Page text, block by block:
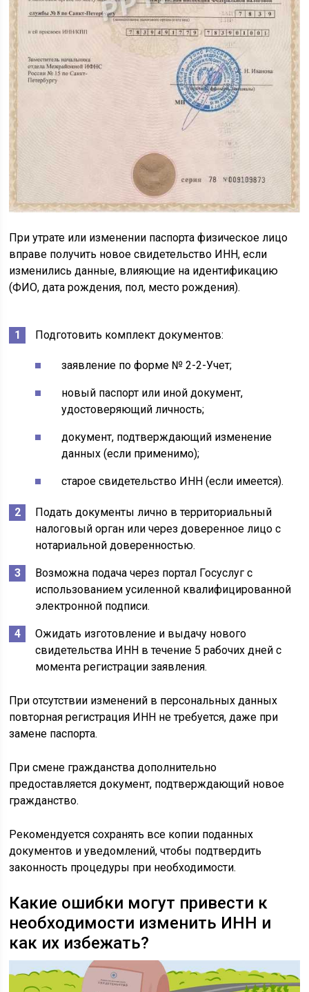
При утрате или изменении паспорта физическое лицо
вправе получить новое свидетельство ИНН, если
изменились данные, влияющие на идентификацию
(ФИО, дата рождения, пол, место рождения).
Подготовить комплект документов:
заявление по форме № 2-2-Учет;
новый паспорт или иной документ,
удостоверяющий личность;
документ, подтверждающий изменение
данных (если применимо);
старое свидетельство ИНН (если имеется).
Подать документы лично в территориальный
налоговый орган или через доверенное лицо с
нотариальной доверенностью.
Возможна подача через портал Госуслуг с
использованием усиленной квалифицированной
электронной подписи.
Ожидать изготовление и выдачу нового
свидетельства ИНН в течение 5 рабочих дней с
момента регистрации заявления.
При отсутствии изменений в персональных данных
повторная регистрация ИНН не требуется, даже при
замене паспорта.
При смене гражданства дополнительно
предоставляется документ, подтверждающий новое
гражданство.
Рекомендуется сохранять все копии поданных
документов и уведомлений, чтобы подтвердить
законность процедуры при необходимости.
Какие ошибки могут привести к
необходимости изменить ИНН и
как их избежать?